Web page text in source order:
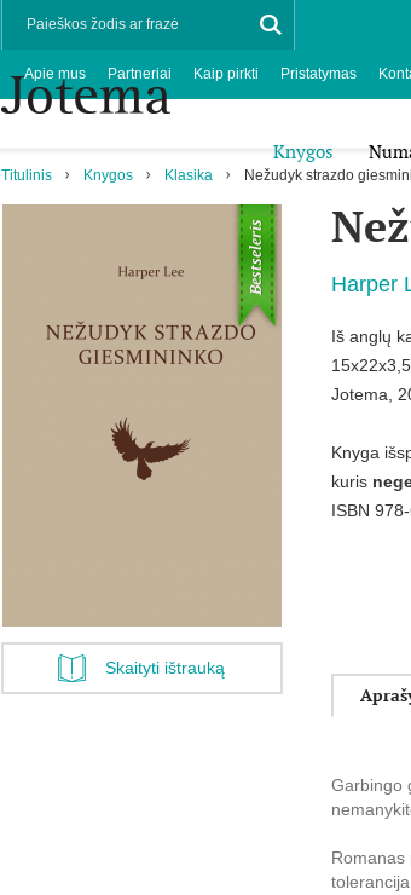
Apie mus Partneriai Kaip pirkti Pristatymas
Knygos
Titulinis Knygos Klasika Nežudyk strazdo
Bestseleris
Skaityti ištrauką
Harper
Iš anglų
Jotema,
Knyga
kuris
ISBN
Garbingo
Romanas